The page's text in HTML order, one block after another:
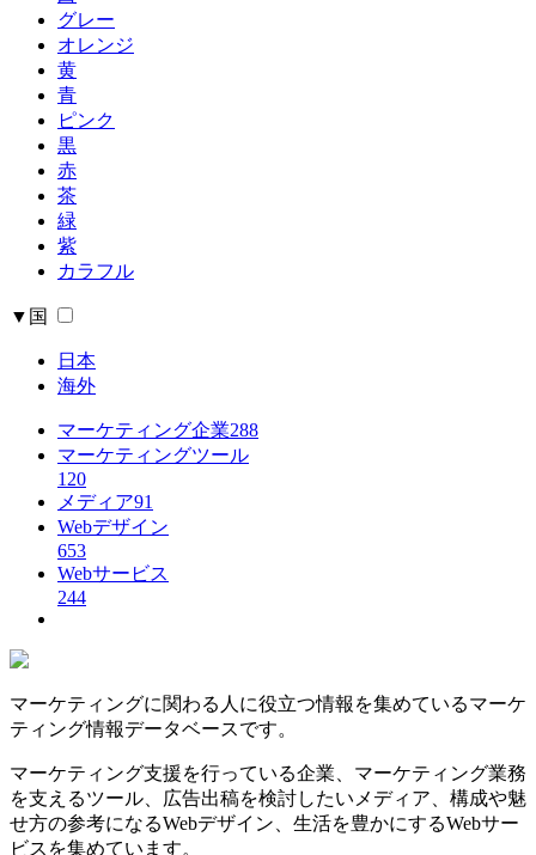
グレー
オレンジ
黄
青
ピンク
黒
赤
茶
緑
紫
カラフル
▼国
日本
海外
マーケティング企業288
マーケティングツール
120
メディア91
Webデザイン
653
Webサービス
244
マーケティングに関わる人に役立つ情報を集めているマーケ
ティング情報データベースです。
マーケティング支援を行っている企業、マーケティング業務
を支えるツール、広告出稿を検討したいメディア、構成や魅
せ方の参考になるWebデザイン、生活を豊かにするWebサー
ビスを集めています。